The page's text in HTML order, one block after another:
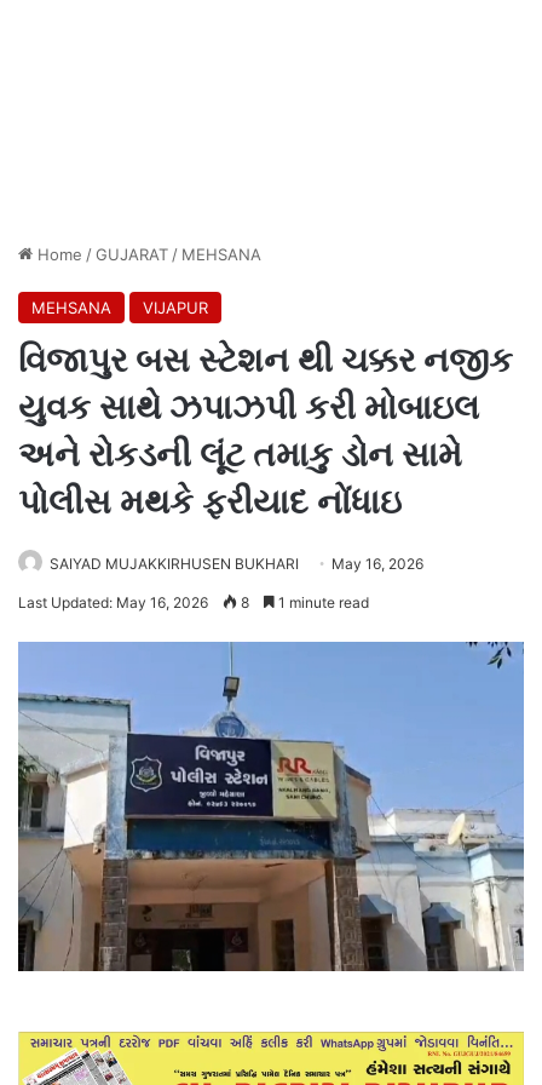
Home /GUJARAT / MEHSANA
MEHSANA VIJAPUR
વિજાપુર બસ સ્ટેશન થી ચક્કર નજીક
યુવક સાથે ઝપાઝપી કરી મોબાઇલ
અને રોકડની લૂંટ તમાકુ ડોન સામે
પોલીસ મથકે ફરીયાદ નોંધાઇ
SAIYAD MUJAKKIRHUSEN BUKHARI May 16, 2026
Last Updated: May 16, 2026 8 1 minute read